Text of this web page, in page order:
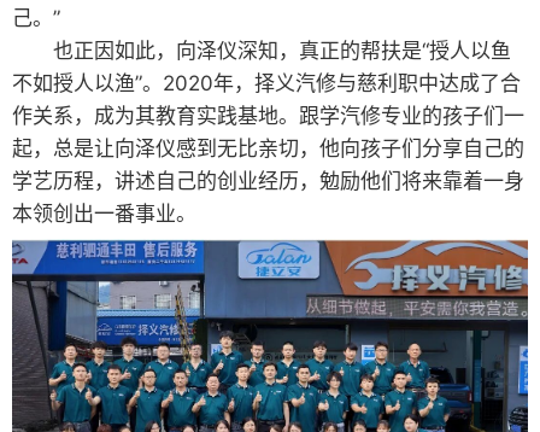
己。”
也正因如此，向泽仪深知，真正的帮扶是“授人以鱼
不如授人以渔”。2020年，择义汽修与慈利职中达成了合
作关系，成为其教育实践基地。跟学汽修专业的孩子们一
起，总是让向泽仪感到无比亲切，他向孩子们分享自己的
学艺历程，讲述自己的创业经历，勉励他们将来靠着一身
本领创出一番事业。